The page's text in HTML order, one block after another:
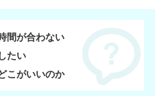
間が合わない
たい
こがいいのか